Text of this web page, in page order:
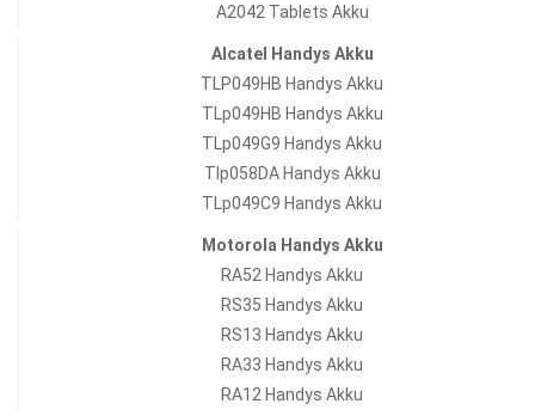
A2042 Tablets Akku
Alcatel Handys Akku
TLP049HB Handys Akku
TLp049HB Handys Akku
TLp049G9 Handys Akku
Tlp058DA Handys Akku
TLp049C9 Handys Akku
Motorola Handys Akku
RA52 Handys Akku
RS35 Handys Akku
RS13 Handys Akku
RA33 Handys Akku
RA12 Handys Akku